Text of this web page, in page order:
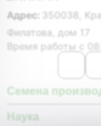
Адрес: 350038,
Филатова, дом 17
Время работы с
Семена
Наука